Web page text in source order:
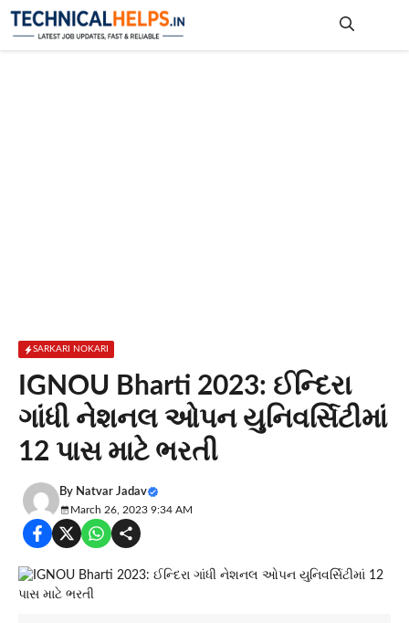
Skip
SARKARI NOKARI
IGNOU Bharti 2023: ઈન્દિરા
ગાંધી નેશનલ ઓપન યુનિવર્સિટીમાં
12 પાસ માટે ભરતી
By Natvar Jadav
March 26, 2023 9:34 AM